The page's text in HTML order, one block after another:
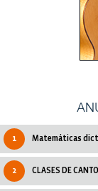
1 Matemáticas
2 CLASES DE